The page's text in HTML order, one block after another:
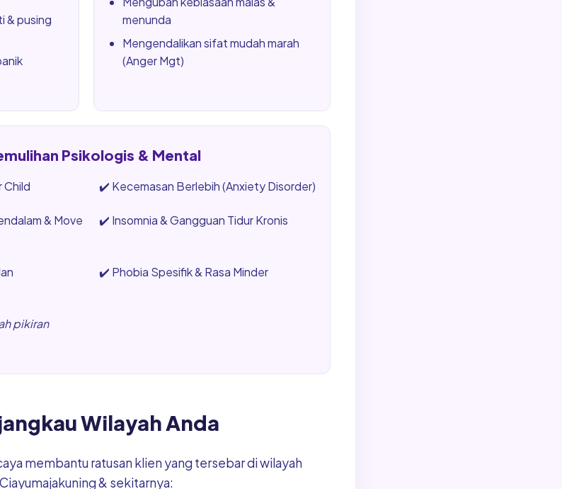
& pusing
menunda
Mengendalikan sifat mudah marah
(Anger Mgt)
Psikologis & Mental
Child ✔️ Kecemasan Berlebih (Anxiety Disorder)
& Move
✔️ Insomnia & Gangguan Tidur Kronis
✔️ Phobia Spesifik & Rasa Minder
pikiran
Wilayah Anda
membantu ratusan klien yang tersebar di wilayah
Ciayumajakuning & sekitarnya: